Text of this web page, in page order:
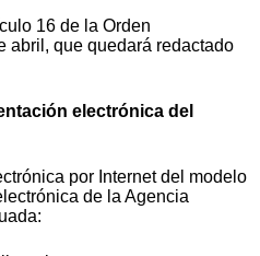
16 de la Orden
abril, que quedará redactado
electrónica del
por Internet del modelo
de la Agencia